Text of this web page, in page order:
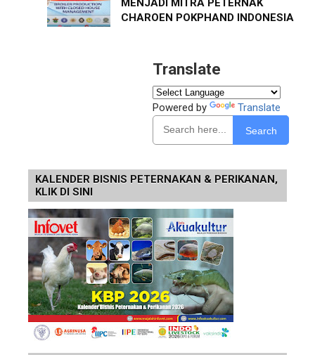
MENJADI MITRA PETERNAK
CHAROEN POKPHAND INDONESIA
Translate
Powered by Translate
Search
KALENDER BISNIS PETERNAKAN & PERIKANAN,
KLIK DI SINI